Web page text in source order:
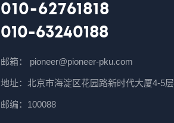
010-62761818
010-63240188
邮箱： pioneer@pioneer-pku.com
地址：北京市海淀区花园路新时代大厦4-5层
邮编：100088